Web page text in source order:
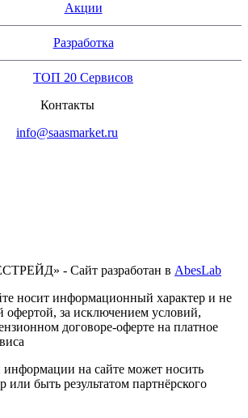
Акции
Разработка
ТОП 20 Сервисов
Контакты
info@saasmarket.ru
- Сайт разработан в AbesLab
носит информационный характер и не
офертой, за исключением условий,
договоре-оферте на платное
информации на сайте может носить
или быть результатом партнёрского